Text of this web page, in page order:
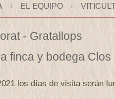
+ EL EQUIPO +
- Gratallops
finca y bodega Clos
los días de visita serán